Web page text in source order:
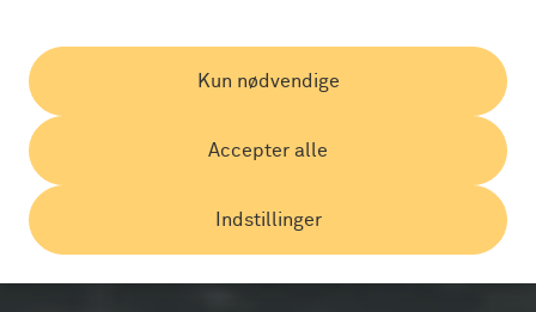
Indstillinger
Accepter alle
Kun nødvendige